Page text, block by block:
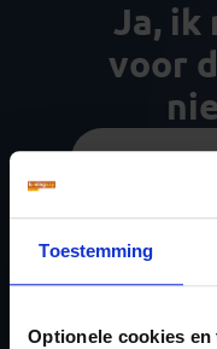
Toestemming
Optionele cookies
Ja, ik
voor